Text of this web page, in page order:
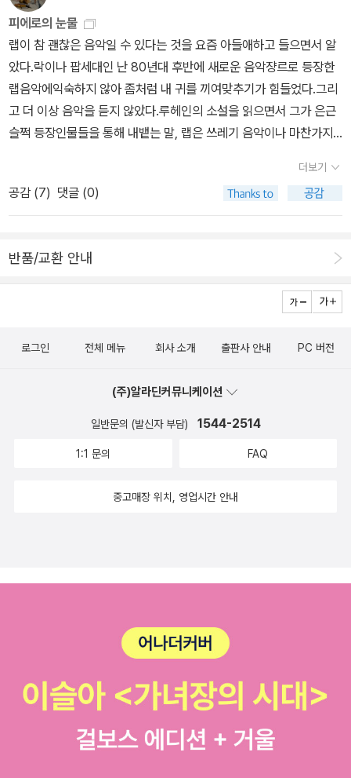
d Thinker(생명의 나무)』로 2004년 볼로냐 국제아동도서전 라가치
논픽션상을 수상하기도 하였다(2019년 볼로냐 국제아동도서전의 'T
he Visible - and Invisible - World in Pictures in the Art of Pe
ter Sís' 세션 모습 http://www.bookfair.bolognafiere.it/en/me
dia/photogallery/2019-archive/the-visible-and-invisible-w
orld-in-pictures-in-the-art-of-peter-sis/9443.html). 찰스 다
윈의 생애를 다룬 위 책은 미국도서관협회(ALA; American Library
Association) Best Books for Young Adults Selection, 미국
과학교사협회/아동도서위원회가 공동으로 수여하는 Outstanding
est Illustrated Book of the Year)을 일곱 차례나 수상하였다. 19
h Ball』은 번역되지 아니하였고, 그 밖에 『Follow the Dream: The
Story of Christopher Columbus(꿈을 찾아 떠나는 여행)』, 『Ko
modo(용이 사는 섬, 코모도)』, 『The Three Golden Keys(세 개
Medal 수상작), 『생명의 나무』, 『장벽』이 받았다. 『장벽』도 상을 여
ional Book Award), Best Books for Young Adults selectio
n, 삽화가 협회 금메달, 뉴욕 공공도서관 100 Titles for Reading a
bal Society, 미국 사회과학 위원회/아동도서위원회가 공동 수여하
Far North』(1994, 번역되지 않은 것 같다), 『티베트』도 수상한 바
ALA에서 '주목할 만한 어린이책'으로 뽑혔다. 시스는 사실 영화감독
인 아버지를 따라 영화감독으로 경력을 시작하였다(그의 여동생과 남
lavy'(체코어로 '머리'라는 뜻)라는 작품으로 단편 애니메이션 부문
금곰상을 수상하였고, 1981년 토론토 영화제 그랑프리('Players'), 1
983 Cine Golden Eagle Award('You Gotta Serve Somebod
피에로의 눈물
랩이 참 괜찮은 음악일 수 있다는 것을 요즘 아들애하고 들으면서 알
았다.락이나 팝세대인 난 80년대 후반에 새로운 음악쟝르로 등장한
랩음악에익숙하지 않아 좀처럼 내 귀를 끼여맞추기가 힘들었다.그리
고 더 이상 음악을 듣지 않았다.루헤인의 소설을 읽으면서 그가 은근
슬쩍 등장인물들을 통해 내뱉는 말, 랩은 쓰레기 음악이나 마찬가지
런대로 귀에 익기 시작한다. 하기사 이제랩역사가 근 20년이다. 익숙
할 만도 하지 않겠니. 여하튼 뭐새롭게 랩음악을 들으면서 영어야 운
율적이라서 랩이 잘 어울리지만 우리 나라말은 (번역도 그런 문제제
다. 그런데 또 그러한 내 편견이 글러먹었다는 것을 증명이라도 하듯
생각을 비웃듯 피에로의 눈물 전체를 랩으로 올렸다.은근 괜찮다. 아
리 나라 노래도 이제 랩이 잘 어울린다고 하고 싶어진다. 영어처럼 리
를.... 그래도 가사 참조는 필수 하하하.옛날 꽤나 아주 먼 옛날 옛적이
야기시골 조그만 마을눈물이 없는 처녀가 살고있었지가난했지만 항
들이 끝없이 청혼을했지만모두가 거절을 당했고그녀는 사랑하는 사
아와서 청혼을 했어그녀는 승낙을했고그 뒤로 그 뒤로 그들은 행복하
겼어두눈 가에 핏물이 흘러와웃음을 짓거나 춤추네 내 맘 안에나도
몰래 새겼던 상처가 이렇게 번져가애타게 너를 찾는데그렇게 한달이
지나 두달이지나 몇년이 흘럿어다 써버린 다이아몬드를 가지로집으
로 돌아온 날도 술에 취해아내를 불럿어그손에 쥔 새빨간 다이아몬드
를 보고는피에론 깜짝 놀랏지아내의 손에서 빛나는 커다란 다이아몬
드에마냥 기분이 좋앗지뜨겁게 사랑했던 자신의 피보다 새빨간그 다
더보기
공감 (7) 댓글 (0)
반품/교환 안내
로그인 전체 메뉴 회사 소개 출판사 안내 PC 버전
(주)알라딘커뮤니케이션
일반문의 (발신자 부담) 1544-2514
1:1 문의 FAQ
중고매장 위치, 영업시간 안내